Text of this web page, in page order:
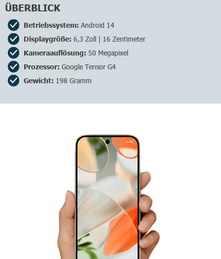
ÜBERBLICK
Betriebssystem: Android 14
Displaygröße: 6,3 Zoll | 16 Zentimeter
Kameraauflösung: 50 Megapixel
Prozessor: Google Tensor G4
Gewicht: 198 Gramm